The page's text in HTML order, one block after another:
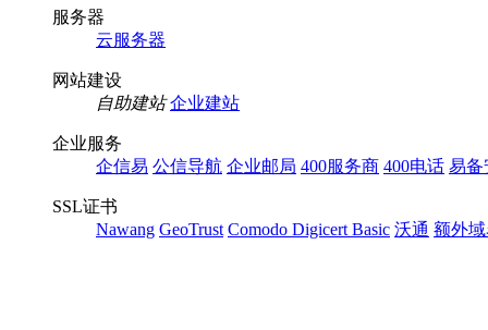
服务器
云服务器
网站建设
自助建站 企业建站
企业服务
企信易 公信导航 企业邮局 400服务商 400电话 易备
SSL证书
Nawang GeoTrust Comodo Digicert Basic 沃通 额外